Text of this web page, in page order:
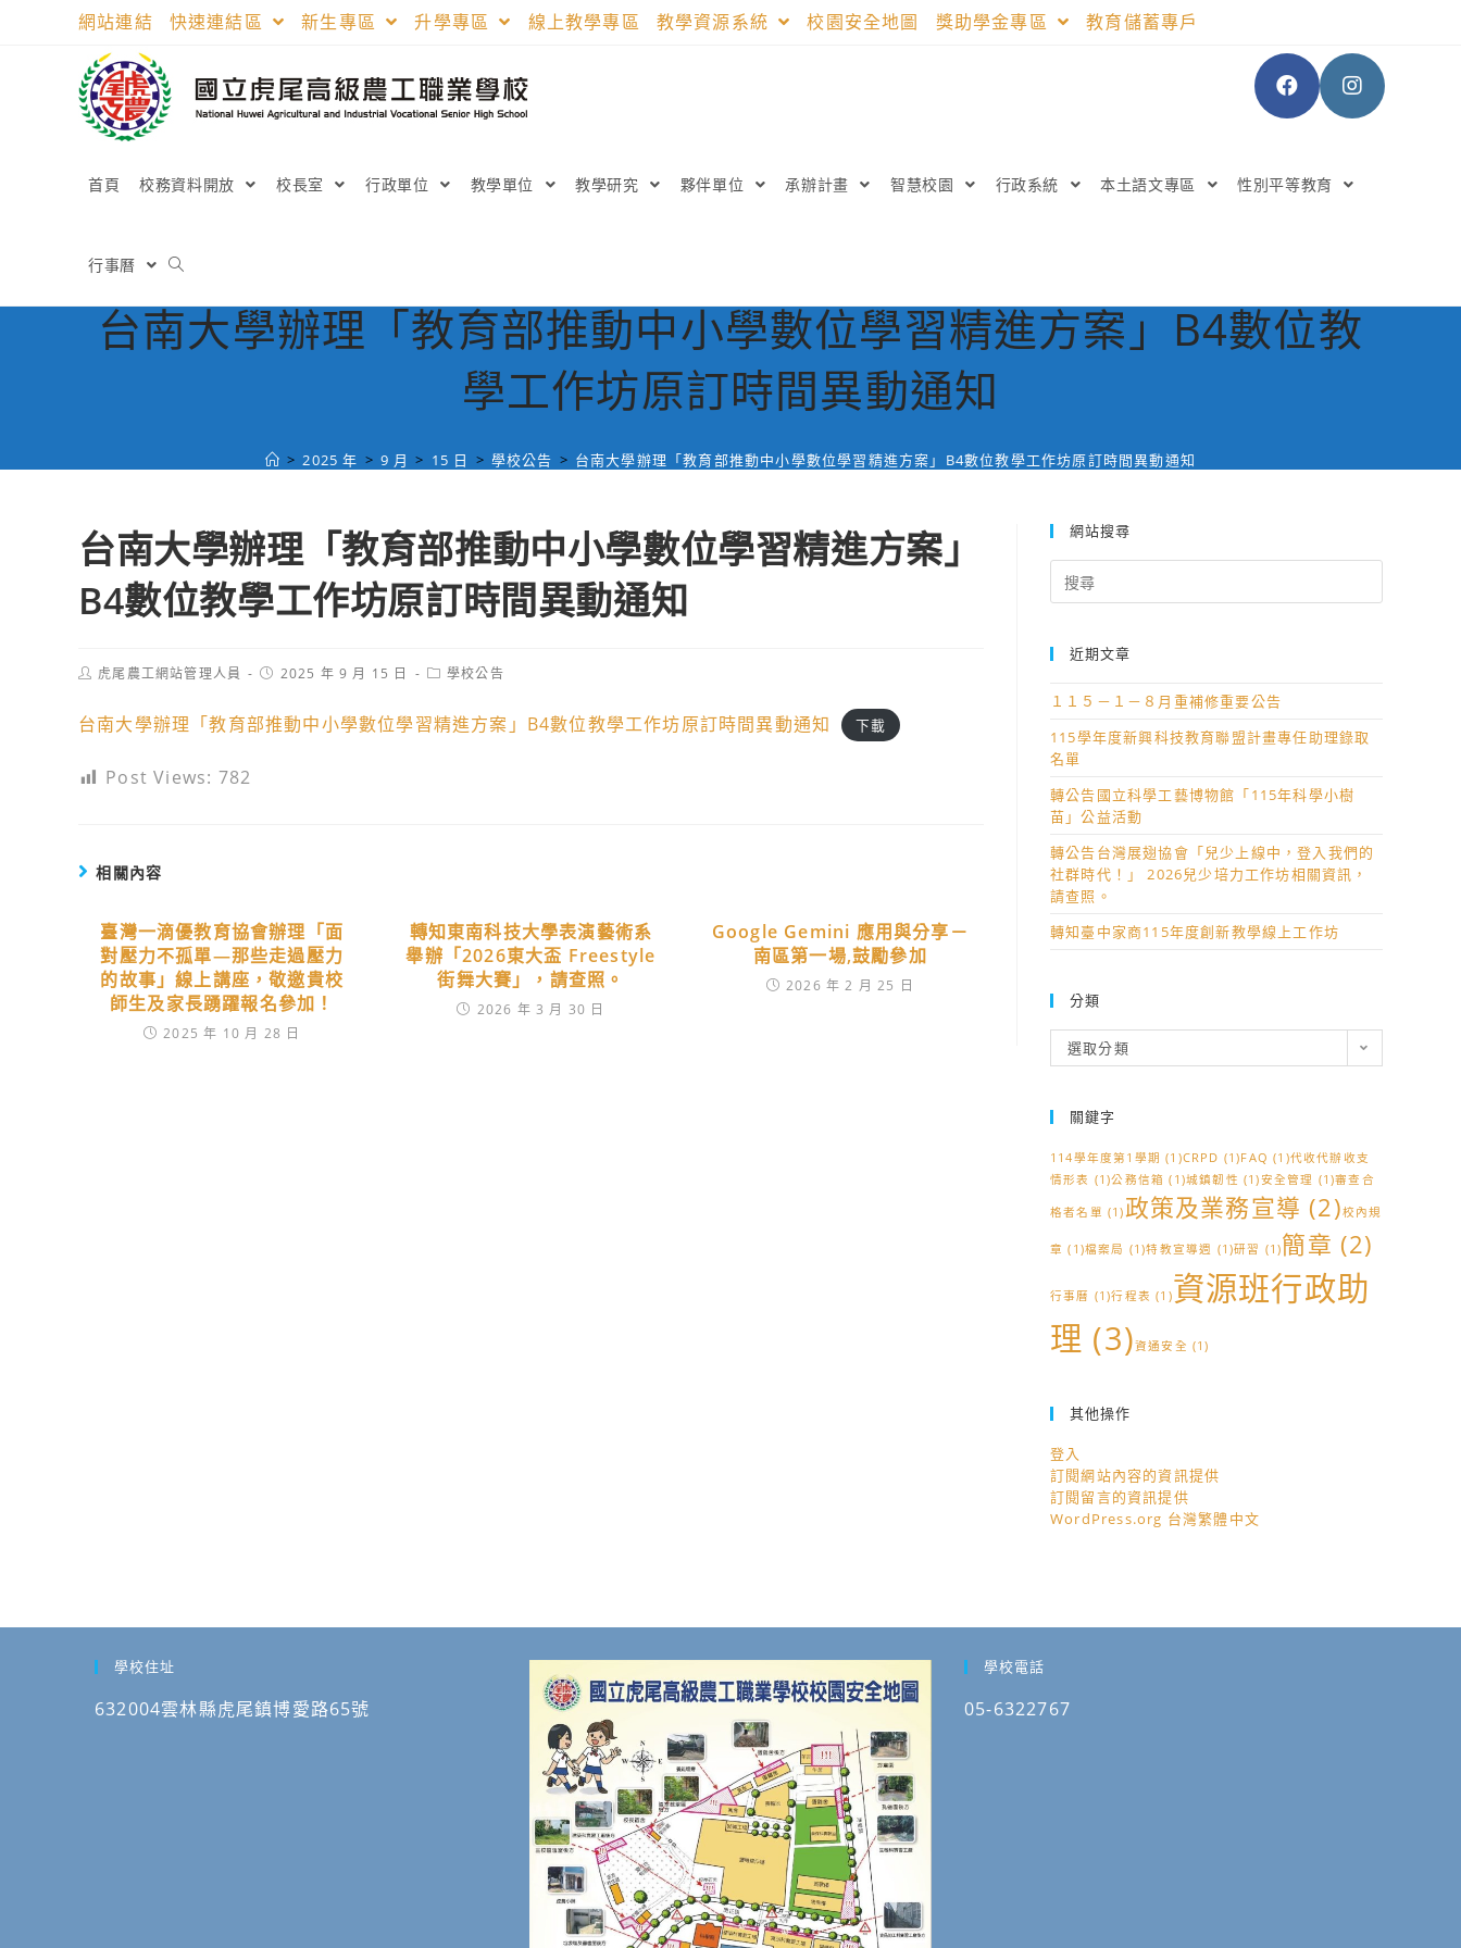
網站連結 快速連結區 新生專區 升學專區 線上教學專區 教學資源系統 校園安全地圖 獎助學金專區 教育儲蓄專戶
首頁 校務資料開放 校長室 行政單位 教學單位 教學研究 夥伴單位 承辦計畫 智慧校園 行政系統 本土語文專區 性別平等教育
行事曆
台南大學辦理「教育部推動中小學數位學習精進方案」B4數位教
學工作坊原訂時間異動通知
> 2025 年 > 9 月 > 15 日 > 學校公告 > 台南大學辦理「教育部推動中小學數位學習精進方案」B4數位教學工作坊原訂時間異動通知
台南大學辦理「教育部推動中小學數位學習精進方案」
B4數位教學工作坊原訂時間異動通知
Post虎尾農工網站管理人員
Post2025 年 9 月 15 日
Post學校公告
台南大學辦理「教育部推動中小學數位學習精進方案」B4數位教學工作坊原訂時間異動通知 下載
Post Views: 782
相關內容
臺灣一滴優教育協會辦理「面
對壓力不孤單—那些走過壓力
的故事」線上講座，敬邀貴校
師生及家長踴躍報名參加！
2025 年 10 月 28 日
轉知東南科技大學表演藝術系
舉辦「2026東大盃 Freestyle
街舞大賽」，請查照。
2026 年 3 月 30 日
Google Gemini 應用與分享－
南區第一場,鼓勵參加
2026 年 2 月 25 日
網站搜尋
for:
近期文章
１１５－１－８月重補修重要公告
115學年度新興科技教育聯盟計畫專任助理錄取
名單
轉公告國立科學工藝博物館「115年科學小樹
苗」公益活動
轉公告台灣展翅協會「兒少上線中，登入我們的
社群時代！」 2026兒少培力工作坊相關資訊，
請查照。
轉知臺中家商115年度創新教學線上工作坊
分類
類
選取分類
關鍵字
114學年度第1學期 (1)CRPD (1)FAQ (1)代收代辦收支
情形表 (1)公務信箱 (1)城鎮韌性 (1)安全管理 (1)審查合
格者名單 (1)政策及業務宣導 (2)校內規
章 (1)檔案局 (1)特教宣導週 (1)研習 (1)簡章 (2)
行事曆 (1)行程表 (1)資源班行政助
理 (3)資通安全 (1)
其他操作
登入
訂閱網站內容的資訊提供
訂閱留言的資訊提供
WordPress.org 台灣繁體中文
學校住址
632004雲林縣虎尾鎮博愛路65號
學校電話
05-6322767